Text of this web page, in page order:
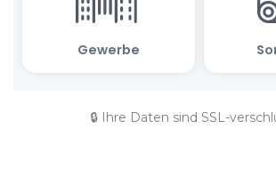
🔒 Ihre Daten sind SSL-